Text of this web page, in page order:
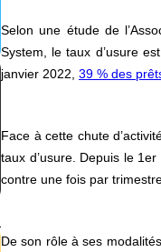
Selon une étude de
System, le taux d’usure
janvier 2022,39 % des
Face à cette chute
taux d’usure. Depuis le
contre une fois par
De son rôle à ses